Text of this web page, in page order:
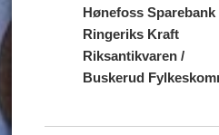
Hønefoss Sparebank
Ringeriks Kraft
Riksantikvaren /
Buskerud